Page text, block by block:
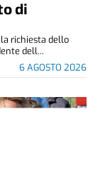
di
6 AGOSTO 2026
richiesta dello
dell...